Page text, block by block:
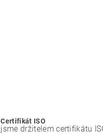
Certifikát ISO
jsme držitelem certifikátu